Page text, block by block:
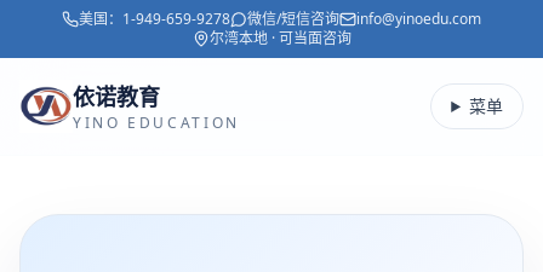
美国： 1-949-659-9278 微信/短信咨询
info@yinoedu.com
尔湾本地 · 可当面咨询
依诺教育
YINO EDUCATION
菜单